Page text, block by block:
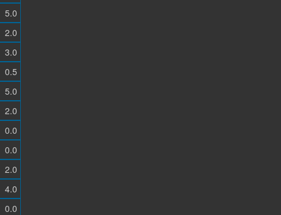
5.0
2.0
3.0
0.5
5.0
2.0
0.0
0.0
2.0
4.0
0.0